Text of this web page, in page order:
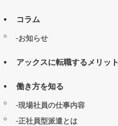
コラム
お知らせ
アックスに転職するメリット
働き方を知る
現場社員の仕事内容
正社員型派遣とは